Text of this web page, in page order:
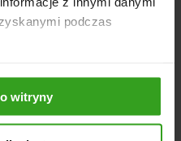
podczas
witryny
RÓWNIEŻ